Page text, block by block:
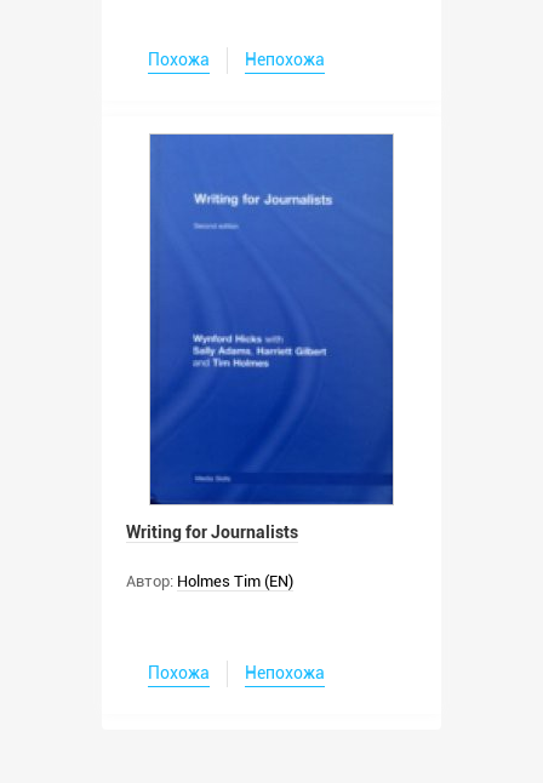
Похожа Непохожа
Writing for Journalists
Автор: Holmes Tim (EN)
Похожа Непохожа